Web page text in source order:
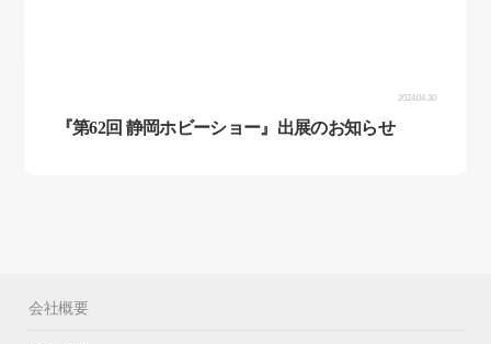
2024.04.30
『第62回 静岡ホビーショー』出展のお知らせ
会社概要